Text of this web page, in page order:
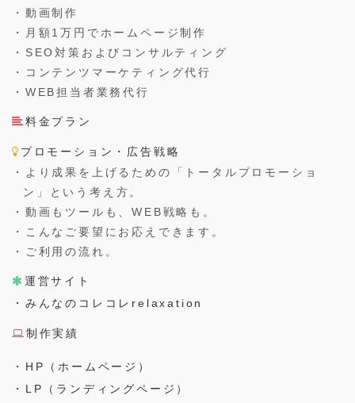
・動画制作
・月額1万円でホームページ制作
・SEO対策およびコンサルティング
・コンテンツマーケティング代行
・WEB担当者業務代行
料金プラン
プロモーション・広告戦略
・より成果を上げるための「トータルプロモーショ
ン」という考え方。
・動画もツールも、WEB戦略も。
・こんなご要望にお応えできます。
・ご利用の流れ。
運営サイト
・みんなのコレコレrelaxation
制作実績
・HP（ホームページ）
・LP（ランディングページ）